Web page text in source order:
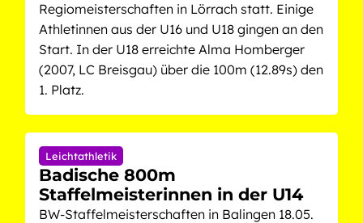
Regiomeisterschaften in Lörrach statt. Einige
Athletinnen aus der U16 und U18 gingen an den
Start. In der U18 erreichte Alma Homberger
(2007, LC Breisgau) über die 100m (12.89s) den
1. Platz.
Leichtathletik
Badische 800m
Staffelmeisterinnen in der U14
BW-Staffelmeisterschaften in Balingen 18.05.